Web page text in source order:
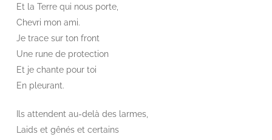
Et la Terre qui nous porte,
Chevri mon ami.
Je trace sur ton front
Une rune de protection
Et je chante pour toi
En pleurant.
Ils attendent au-delà des larmes,
Laids et gênés et certains